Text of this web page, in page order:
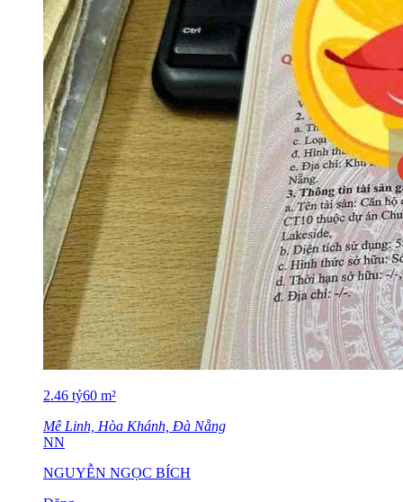
2.46 tỷ60 m²
Mê Linh, Hòa Khánh, Đà Nẵng
NN
NGUYỄN NGỌC BÍCH